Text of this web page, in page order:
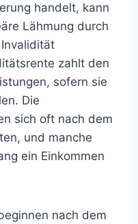
handelt, kann
Lähmung durch
zahlt den
sofern sie
Die
sich oft nach dem
und manche
ein Einkommen
nach dem